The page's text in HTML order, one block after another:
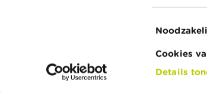
Cookies
Details
Voor uw vragen over geld: Wikifin
© FSMA 2026 Over deze